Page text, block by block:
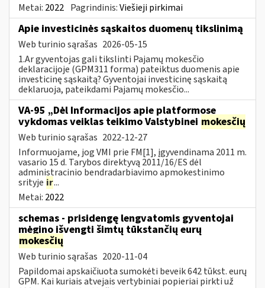
Metai: 2022 Pagrindinis:Viešieji pirkimai
Apie investicinės sąskaitos duomenų tikslinimą
Web turinio sąrašas 2026-05-15
1.Ar gyventojas gali tikslinti Pajamų mokesčio
deklaracijoje (GPM311 forma) pateiktus duomenis apie
investicinę sąskaitą? Gyventojai investicinę sąskaitą
deklaruoja, pateikdami Pajamų mokesčio...
VA-95 „Dėl Informacijos apie platformose
vykdomas veiklas teikimo Valstybinei mokesčių
Web turinio sąrašas 2022-12-27
Informuojame, jog VMI prie FM[1], įgyvendinama 2011 m.
vasario 15 d. Tarybos direktyvą 2011/16/ES dėl
administracinio bendradarbiavimo apmokestinimo
srityje ir...
Metai: 2022
schemas - prisidengę lengvatomis gyventojai
mėgino išvengti šimtų tūkstančių eurų
mokesčių
Web turinio sąrašas 2020-11-04
Papildomai apskaičiuota sumokėti beveik 642 tūkst. eurų
GPM. Kai kuriais atvejais vertybiniai popieriai pirkti už